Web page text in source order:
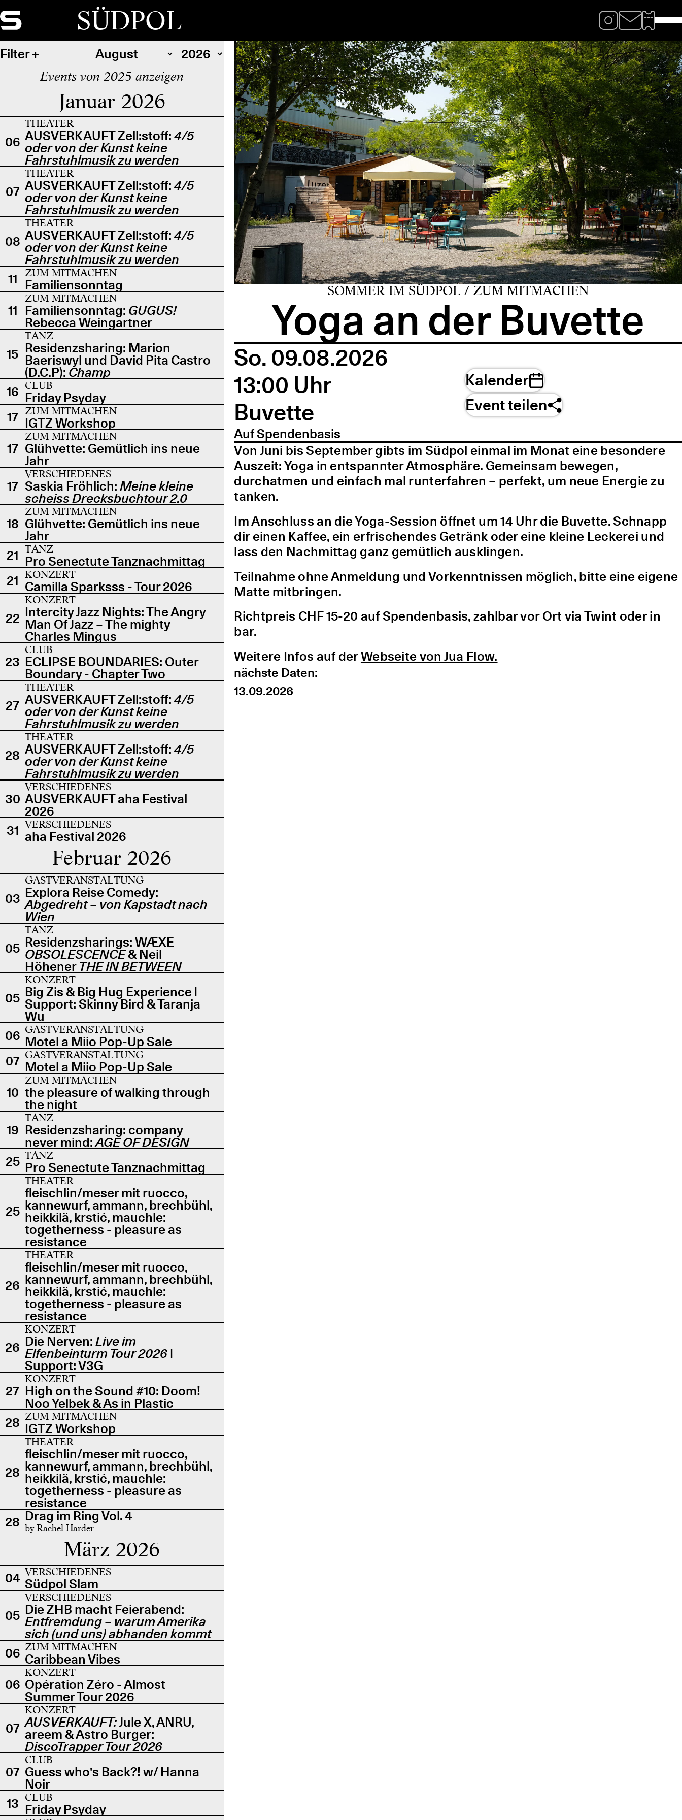
SÜDPOL
Filter
Events von 2025 anzeigen
Januar 2026
06
THEATER
AUSVERKAUFT Zell:stoff: 4/5
oder von der Kunst keine
Fahrstuhlmusik zu werden
07
THEATER
AUSVERKAUFT Zell:stoff: 4/5
oder von der Kunst keine
Fahrstuhlmusik zu werden
08
THEATER
AUSVERKAUFT Zell:stoff: 4/5
oder von der Kunst keine
Fahrstuhlmusik zu werden
11
ZUM MITMACHEN
Familiensonntag
11
ZUM MITMACHEN
Familiensonntag: GUGUS!
Rebecca Weingartner
15
TANZ
Residenzsharing: Marion
Baeriswyl und David Pita Castro
(D.C.P): Champ
16 CLUB
Friday Psyday
17 ZUM MITMACHEN
IGTZ Workshop
17
ZUM MITMACHEN
Glühvette: Gemütlich ins neue
Jahr
17
VERSCHIEDENES
Saskia Fröhlich: Meine kleine
scheiss Drecksbuchtour 2.0
18
ZUM MITMACHEN
Glühvette: Gemütlich ins neue
Jahr
21 TANZ
Pro Senectute Tanznachmittag
21 KONZERT
Camilla Sparksss - Tour 2026
22
KONZERT
Intercity Jazz Nights: The Angry
Man Of Jazz – The mighty
Charles Mingus
23
CLUB
ECLIPSE BOUNDARIES: Outer
Boundary - Chapter Two
27
THEATER
AUSVERKAUFT Zell:stoff: 4/5
oder von der Kunst keine
Fahrstuhlmusik zu werden
28
THEATER
AUSVERKAUFT Zell:stoff: 4/5
oder von der Kunst keine
Fahrstuhlmusik zu werden
30
VERSCHIEDENES
AUSVERKAUFT aha Festival
2026
31 VERSCHIEDENES
aha Festival 2026
Februar 2026
03
GASTVERANSTALTUNG
Explora Reise Comedy:
Abgedreht – von Kapstadt nach
Wien
05
TANZ
Residenzsharings: WÆXE
OBSOLESCENCE& Neil
Höhener THE IN BETWEEN
05
KONZERT
Big Zis & Big Hug Experience |
Support: Skinny Bird & Taranja
Wu
06 GASTVERANSTALTUNG
Motel a Miio Pop-Up Sale
07 GASTVERANSTALTUNG
Motel a Miio Pop-Up Sale
10
ZUM MITMACHEN
the pleasure of walking through
the night
19
TANZ
Residenzsharing: company
never mind:AGE OF DESIGN
25 TANZ
Pro Senectute Tanznachmittag
25
THEATER
fleischlin/meser mit ruocco,
kannewurf, ammann, brechbühl,
heikkilä, krstić, mauchle:
togetherness - pleasure as
resistance
26
THEATER
fleischlin/meser mit ruocco,
kannewurf, ammann, brechbühl,
heikkilä, krstić, mauchle:
togetherness - pleasure as
resistance
26
KONZERT
Die Nerven:Live im
Elfenbeinturm Tour 2026 |
Support: V3G
27
KONZERT
High on the Sound #10: Doom!
Noo Yelbek & As in Plastic
28 ZUM MITMACHEN
IGTZ Workshop
28
THEATER
fleischlin/meser mit ruocco,
kannewurf, ammann, brechbühl,
heikkilä, krstić, mauchle:
togetherness - pleasure as
resistance
28 Drag im Ring Vol. 4
by Rachel Harder
März 2026
04 VERSCHIEDENES
Südpol Slam
05
VERSCHIEDENES
Die ZHB macht Feierabend:
Entfremdung – warum Amerika
sich (und uns) abhanden kommt
06 ZUM MITMACHEN
Caribbean Vibes
06
KONZERT
Opération Zéro - Almost
Summer Tour 2026
07
KONZERT
AUSVERKAUFT:Jule X, ANRU,
areem & Astro Burger:
DiscoTrapper Tour 2026
07
CLUB
Guess who's Back?! w/ Hanna
Noir
13 CLUB
Friday Psyday
SOMMER IM SÜDPOL / ZUM MITMACHEN
Yoga an der Buvette
So. 09.08.2026
13:00 Uhr
Buvette
Auf Spendenbasis
Kalender
Event teilen
Von Juni bis September gibts im Südpol einmal im Monat eine besondere
Auszeit: Yoga in entspannter Atmosphäre. Gemeinsam bewegen,
durchatmen und einfach mal runterfahren – perfekt, um neue Energie zu
tanken.
Im Anschluss an die Yoga-Session öffnet um 14 Uhr die Buvette. Schnapp
dir einen Kaffee, ein erfrischendes Getränk oder eine kleine Leckerei und
lass den Nachmittag ganz gemütlich ausklingen.
Teilnahme ohne Anmeldung und Vorkenntnissen möglich, bitte eine eigene
Matte mitbringen.
Richtpreis CHF 15-20 auf Spendenbasis, zahlbar vor Ort via Twint oder in
bar.
Weitere Infos auf derWebseite von Jua Flow.
nächste Daten:
13.09.2026